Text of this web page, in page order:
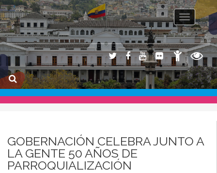
Toggle
GOBERNACIÓN CELEBRA JUNTO A
LA GENTE 50 AÑOS DE
PARROQUIALIZACIÓN